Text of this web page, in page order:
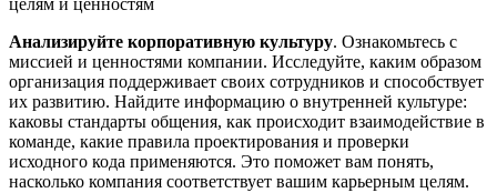
Анализируйте корпоративную культуру. Ознакомьтесь с
миссией и ценностями компании. Исследуйте, каким образом
организация поддерживает своих сотрудников и способствует
их развитию. Найдите информацию о внутренней культуре:
каковы стандарты общения, как происходит взаимодействие в
команде, какие правила проектирования и проверки
исходного кода применяются. Это поможет вам понять,
насколько компания соответствует вашим карьерным целям.